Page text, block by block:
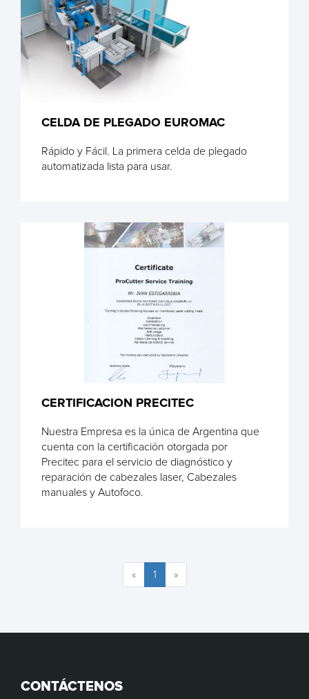
CELDA DE PLEGADO EUROMAC
Rápido y Fácil. La primera celda de plegado
automatizada lista para usar.
CERTIFICACION PRECITEC
Nuestra Empresa es la única de Argentina que
cuenta con la certificación otorgada por
Precitec para el servicio de diagnóstico y
reparación de cabezales laser, Cabezales
manuales y Autofoco.
« 1 »
CONTÁCTENOS